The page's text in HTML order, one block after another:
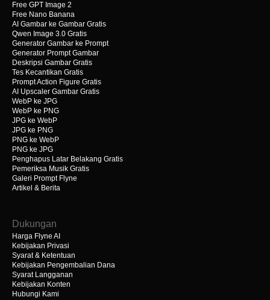
Free GPT Image 2
Free Nano Banana
AI Gambar ke Gambar Gratis
Qwen Image 3.0 Gratis
Generator Gambar ke Prompt
Generator Prompt Gambar
Deskripsi Gambar Gratis
Tes Kecantikan Gratis
Prompt Action Figure Gratis
AI Upscaler Gambar Gratis
WebP ke JPG
WebP ke PNG
JPG ke WebP
JPG ke PNG
PNG ke WebP
PNG ke JPG
Penghapus Latar Belakang Gratis
Pemeriksa Musik Gratis
Galeri Prompt Flyne
Artikel & Berita
Dukungan
Harga Flyne AI
Kebijakan Privasi
Syarat & Ketentuan
Kebijakan Pengembalian Dana
Syarat Langganan
Kebijakan Konten
Hubungi Kami